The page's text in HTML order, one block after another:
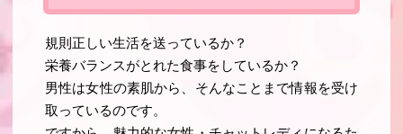
規則正しい生活を送っているか？
栄養バランスがとれた食事をしているか？
男性は女性の素肌から、そんなことまで情報を受け
取っているのです。